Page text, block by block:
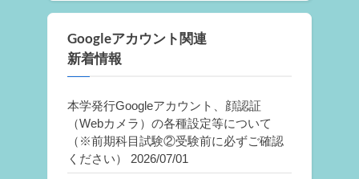
Googleアカウント関連
新着情報
本学発行Googleアカウント、顔認証
（Webカメラ）の各種設定等について
（※前期科目試験②受験前に必ずご確認
ください）
2026/07/01